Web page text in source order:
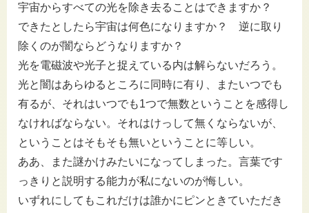
宇宙からすべての光を除き去ることはできますか？
できたとしたら宇宙は何色になりますか？ 逆に取り
除くのが闇ならどうなりますか？
光を電磁波や光子と捉えている内は解らないだろう。
光と闇はあらゆるところに同時に有り、またいつでも
有るが、それはいつでも1つで無数ということを感得し
なければならない。それはけっして無くならないが、
ということはそもそも無いということに等しい。
ああ、また謎かけみたいになってしまった。言葉です
っきりと説明する能力が私にないのが悔しい。
いずれにしてもこれだけは誰かにピンときていただき